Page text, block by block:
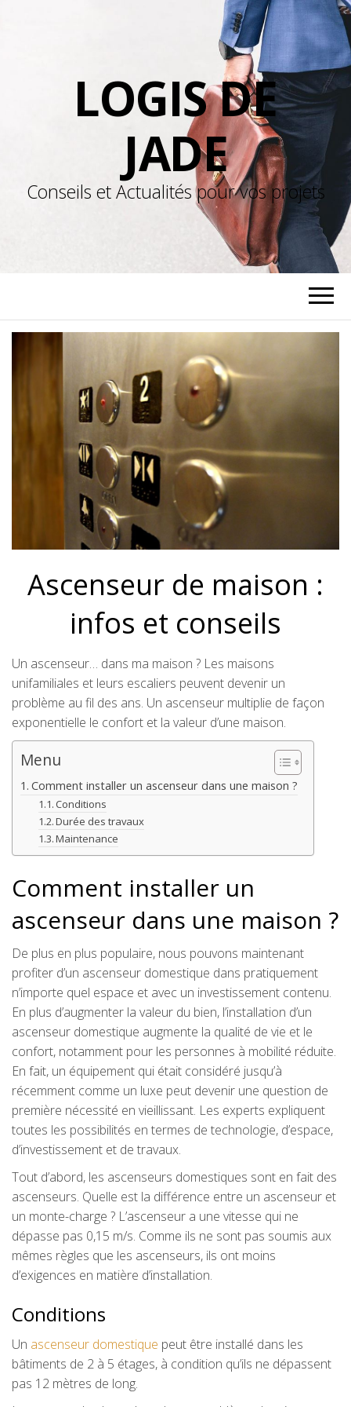
LOGIS DE
JADE
Conseils et Actualités pour vos projets
Ascenseur de maison :
infos et conseils
Un ascenseur… dans ma maison ? Les maisons
unifamiliales et leurs escaliers peuvent devenir un
problème au fil des ans. Un ascenseur multiplie de façon
exponentielle le confort et la valeur d’une maison.
Menu
Comment installer un ascenseur dans une maison ?
Conditions
Durée des travaux
Maintenance
Comment installer un
ascenseur dans une maison ?
De plus en plus populaire, nous pouvons maintenant
profiter d’un ascenseur domestique dans pratiquement
n’importe quel espace et avec un investissement contenu.
En plus d’augmenter la valeur du bien, l’installation d’un
ascenseur domestique augmente la qualité de vie et le
confort, notamment pour les personnes à mobilité réduite.
En fait, un équipement qui était considéré jusqu’à
récemment comme un luxe peut devenir une question de
première nécessité en vieillissant. Les experts expliquent
toutes les possibilités en termes de technologie, d’espace,
d’investissement et de travaux.
Tout d’abord, les ascenseurs domestiques sont en fait des
ascenseurs. Quelle est la différence entre un ascenseur et
un monte-charge ? L’ascenseur a une vitesse qui ne
dépasse pas 0,15 m/s. Comme ils ne sont pas soumis aux
mêmes règles que les ascenseurs, ils ont moins
d’exigences en matière d’installation.
Conditions
Un ascenseur domestique peut être installé dans les
bâtiments de 2 à 5 étages, à condition qu’ils ne dépassent
pas 12 mètres de long.